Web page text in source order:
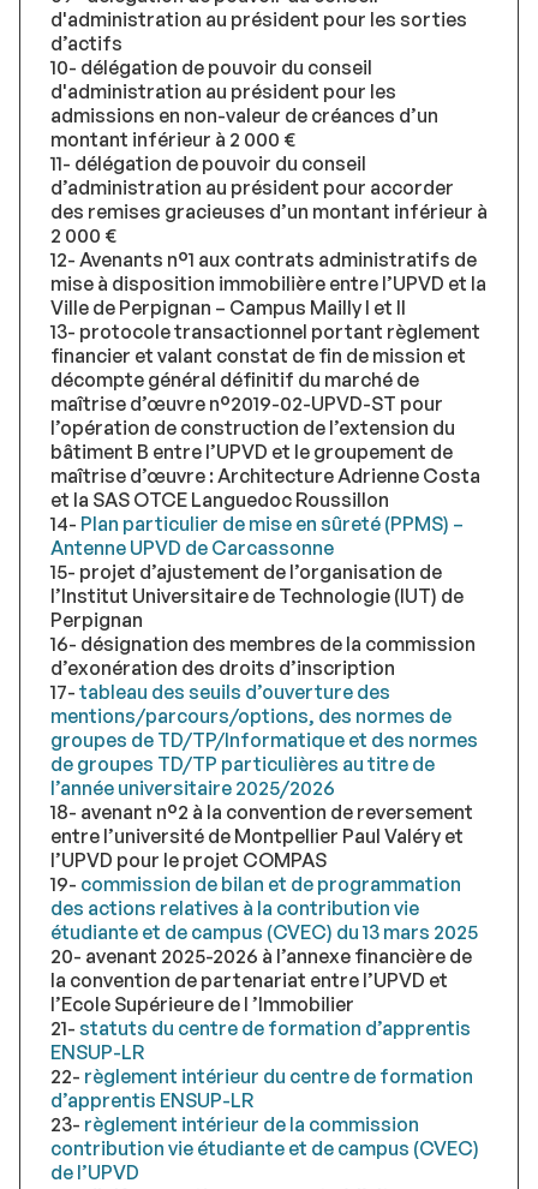
d'administration au président pour les sorties
d’actifs
10- délégation de pouvoir du conseil
d'administration au président pour les
admissions en non-valeur de créances d’un
montant inférieur à 2 000 €
11- délégation de pouvoir du conseil
d’administration au président pour accorder
des remises gracieuses d’un montant inférieur à
2 000 €
12- Avenants n°1 aux contrats administratifs de
mise à disposition immobilière entre l’UPVD et la
Ville de Perpignan – Campus Mailly I et II
13- protocole transactionnel portant règlement
financier et valant constat de fin de mission et
décompte général définitif du marché de
maîtrise d’œuvre n°2019-02-UPVD-ST pour
l’opération de construction de l’extension du
bâtiment B entre l’UPVD et le groupement de
maîtrise d’œuvre : Architecture Adrienne Costa
et la SAS OTCE Languedoc Roussillon
14- Plan particulier de mise en sûreté (PPMS) –
Antenne UPVD de Carcassonne
15- projet d’ajustement de l’organisation de
l’Institut Universitaire de Technologie (IUT) de
Perpignan
16- désignation des membres de la commission
d’exonération des droits d’inscription
17- tableau des seuils d’ouverture des
mentions/parcours/options, des normes de
groupes de TD/TP/Informatique et des normes
de groupes TD/TP particulières au titre de
l’année universitaire 2025/2026
18- avenant n°2 à la convention de reversement
entre l’université de Montpellier Paul Valéry et
l’UPVD pour le projet COMPAS
19- commission de bilan et de programmation
des actions relatives à la contribution vie
étudiante et de campus (CVEC) du 13 mars 2025
20- avenant 2025-2026 à l’annexe financière de
la convention de partenariat entre l’UPVD et
l’Ecole Supérieure de I ’Immobilier
21- statuts du centre de formation d’apprentis
ENSUP-LR
22- règlement intérieur du centre de formation
d’apprentis ENSUP-LR
23- règlement intérieur de la commission
contribution vie étudiante et de campus (CVEC)
de l’UPVD